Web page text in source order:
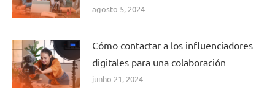
agosto 5, 2024
Cómo contactar a los influenciadores
digitales para una colaboración
junho 21, 2024